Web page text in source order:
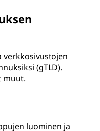
verkkosivustojen
(gTLD).
muut.
luominen ja